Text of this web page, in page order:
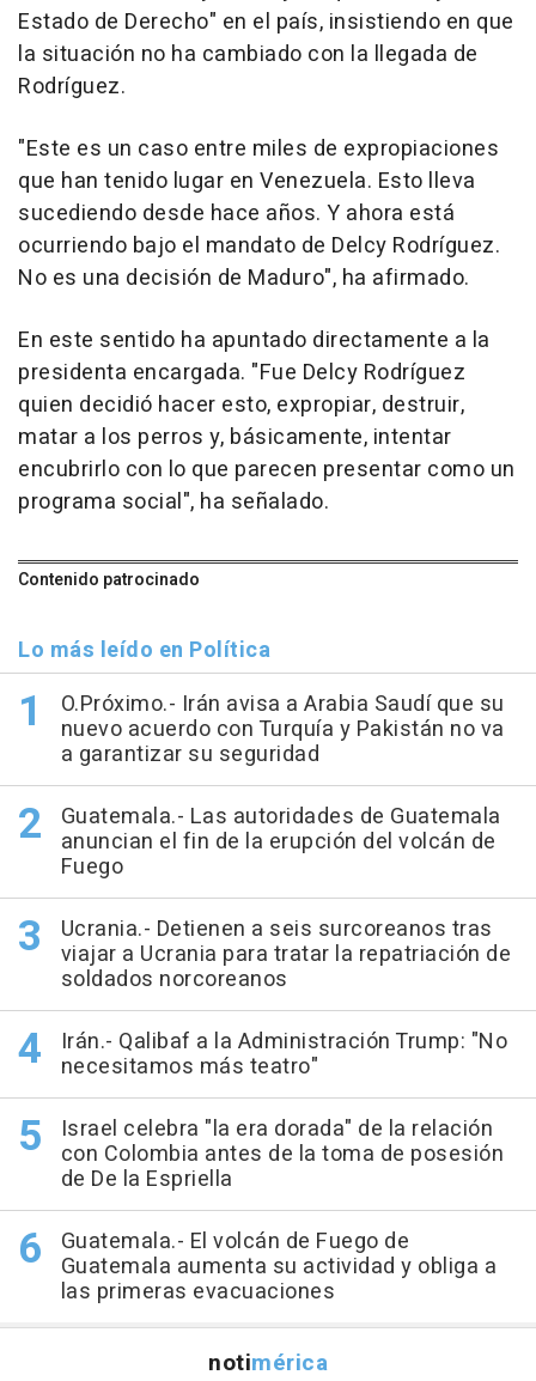
Estado de Derecho" en el país, insistiendo en que
la situación no ha cambiado con la llegada de
Rodríguez.
"Este es un caso entre miles de expropiaciones
que han tenido lugar en Venezuela. Esto lleva
sucediendo desde hace años. Y ahora está
ocurriendo bajo el mandato de Delcy Rodríguez.
No es una decisión de Maduro", ha afirmado.
En este sentido ha apuntado directamente a la
presidenta encargada. "Fue Delcy Rodríguez
quien decidió hacer esto, expropiar, destruir,
matar a los perros y, básicamente, intentar
encubrirlo con lo que parecen presentar como un
programa social", ha señalado.
Contenido patrocinado
Lo más leído en Política
O.Próximo.- Irán avisa a Arabia Saudí que su
nuevo acuerdo con Turquía y Pakistán no va
a garantizar su seguridad
Guatemala.- Las autoridades de Guatemala
anuncian el fin de la erupción del volcán de
Fuego
Ucrania.- Detienen a seis surcoreanos tras
viajar a Ucrania para tratar la repatriación de
soldados norcoreanos
Irán.- Qalibaf a la Administración Trump: "No
necesitamos más teatro"
Israel celebra "la era dorada" de la relación
con Colombia antes de la toma de posesión
de De la Espriella
Guatemala.- El volcán de Fuego de
Guatemala aumenta su actividad y obliga a
las primeras evacuaciones
notimérica